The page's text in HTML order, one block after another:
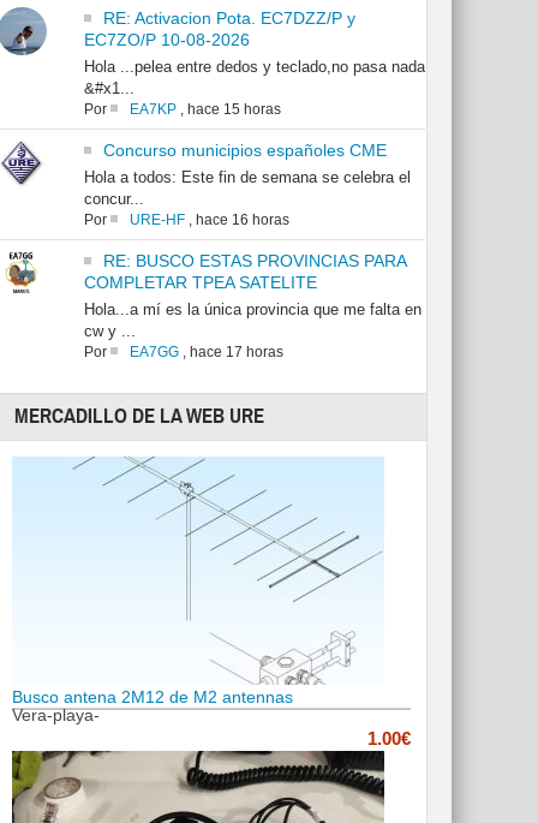
RE: Activacion Pota. EC7DZZ/P y
EC7ZO/P 10-08-2026
Hola ...pelea entre dedos y teclado,no pasa nada
&#x1...
Por EA7KP, hace 15 horas
Concurso municipios españoles CME
Hola a todos: Este fin de semana se celebra el
concur...
Por URE-HF, hace 16 horas
RE: BUSCO ESTAS PROVINCIAS PARA
COMPLETAR TPEA SATELITE
Hola...a mí es la única provincia que me falta en
cw y ...
Por EA7GG, hace 17 horas
MERCADILLO DE LA WEB URE
Busco antena 2M12 de M2 antennas
Vera-playa-
1.00€